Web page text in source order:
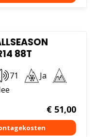
88T
71
Ja
€51,00